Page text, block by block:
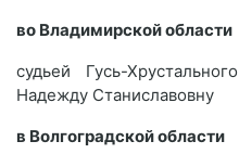
во Владимирской области
судьей Гусь-
Надежду Станиславовну
в Волгоградской области